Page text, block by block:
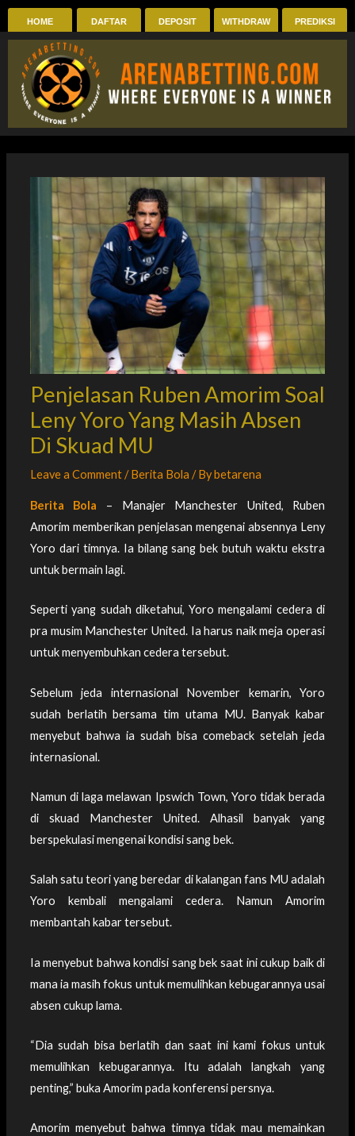
Skip
to
content
HOME DAFTAR DEPOSIT WITHDRAW PREDIKSI
Penjelasan Ruben Amorim Soal
Leny Yoro Yang Masih Absen
Di Skuad MU
Leave a Comment/Berita Bola / Bybetarena
Berita Bola – Manajer Manchester United, Ruben
Amorim memberikan penjelasan mengenai absennya Leny
Yoro dari timnya. Ia bilang sang bek butuh waktu ekstra
untuk bermain lagi.
Seperti yang sudah diketahui, Yoro mengalami cedera di
pra musim Manchester United. Ia harus naik meja operasi
untuk menyembuhkan cedera tersebut.
Sebelum jeda internasional November kemarin, Yoro
sudah berlatih bersama tim utama MU. Banyak kabar
menyebut bahwa ia sudah bisa comeback setelah jeda
internasional.
Namun di laga melawan Ipswich Town, Yoro tidak berada
di skuad Manchester United. Alhasil banyak yang
berspekulasi mengenai kondisi sang bek.
Salah satu teori yang beredar di kalangan fans MU adalah
Yoro kembali mengalami cedera. Namun Amorim
membantah kabar tersebut.
Ia menyebut bahwa kondisi sang bek saat ini cukup baik di
mana ia masih fokus untuk memulihkan kebugarannya usai
absen cukup lama.
“Dia sudah bisa berlatih dan saat ini kami fokus untuk
memulihkan kebugarannya. Itu adalah langkah yang
penting,” buka Amorim pada konferensi persnya.
Amorim menyebut bahwa timnya tidak mau memainkan